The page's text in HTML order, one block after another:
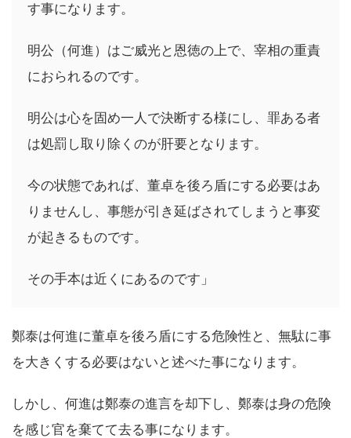
す事になります。
明公（何進）はご威光と恩徳の上で、宰相の重責
におられるのです。
明公は心を固め一人で決断する様にし、罪ある者
は処罰し取り除くのが肝要となります。
今の状態であれば、董卓を後ろ盾にする必要はあ
りませんし、事態が引き延ばされてしまうと事変
が起きるものです。
その手本は近くにあるのです」
鄭泰は何進に董卓を後ろ盾にする危険性と、無駄に事
を大きくする必要はないと述べた事になります。
しかし、何進は鄭泰の進言を却下し、鄭泰は身の危険
を感じ官を棄てて去る事になります。